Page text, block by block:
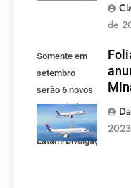
de
Somente em
setembro
serão 6 novos
voos criados
pela LATAM.
Latam/Divulgação)
2023